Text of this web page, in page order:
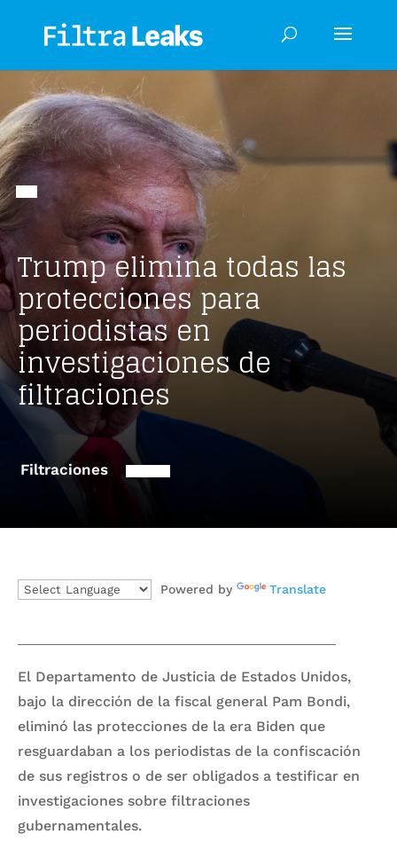
Trump elimina todas las
protecciones para
periodistas en
investigaciones de
filtraciones
Filtraciones
Powered by Translate
El Departamento de Justicia de Estados Unidos,
bajo la dirección de la fiscal general Pam Bondi,
eliminó las protecciones de la era Biden que
resguardaban a los periodistas de la confiscación
de sus registros o de ser obligados a testificar en
investigaciones sobre filtraciones
gubernamentales.